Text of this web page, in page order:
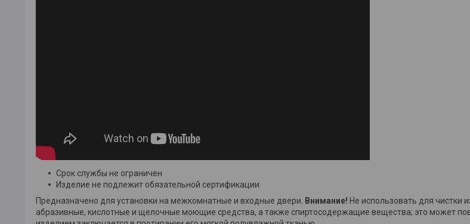
Срок службы не ограничен
Изделие не подлежит обязательной сертификации
Предназначено для установки на межкомнатные и входные двери. Внимание! Не использовать для чистки
абразивные, кислотные и щелочные моющие средства, а также спиртосодержащие вещества; это может